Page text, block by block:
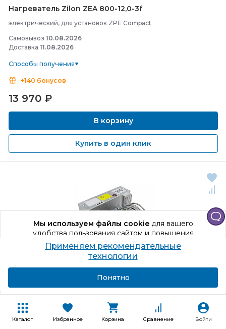
Каталог Избранное Корзина Сравнение Войти
Мы используем файлы cookieдля вашего
удобства пользования сайтом и повышения
качества рекомендаций.
Продолжая использование сайта, вы даете
согласие на обработку персональных данных
Нагреватель Zilon ZEA 800-12,0-3f
электрический, для установок ZPE Compact
Самовывоз 10.08.2026
Доставка 11.08.2026
Способы получения
+140 бонусов
13 970 ₽
В корзину
Купить в один клик
Код товара: 696463
Нагреватель Zilon ZEA 800-9,0-
Применяем рекомендательные
технологии
Понятно